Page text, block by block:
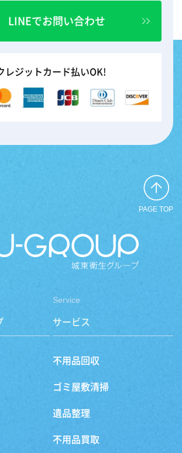
LINEでお問い合わせ
レジットカード払いOK!
PAGE TOP
Service
サービス
不用品回収
ゴミ屋敷清掃
遺品整理
不用品買取